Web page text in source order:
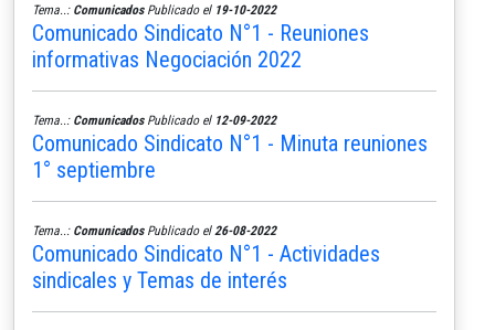
Tema..: ComunicadosPublicado el 19-10-2022
Comunicado Sindicato N°1 - Reuniones
informativas Negociación 2022
Tema..: ComunicadosPublicado el 12-09-2022
Comunicado Sindicato N°1 - Minuta reuniones
1° septiembre
Tema..: ComunicadosPublicado el 26-08-2022
Comunicado Sindicato N°1 - Actividades
sindicales y Temas de interés